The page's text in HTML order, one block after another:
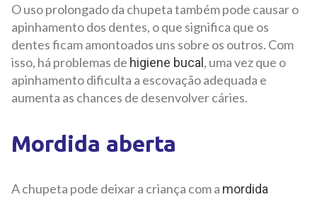
O uso prolongado da chupeta também pode causar o
apinhamento dos dentes, o que significa que os
dentes ficam amontoados uns sobre os outros. Com
isso, há problemas de higiene bucal, uma vez que o
apinhamento dificulta a escovação adequada e
aumenta as chances de desenvolver cáries.
Mordida aberta
A chupeta pode deixar a criança com a mordida